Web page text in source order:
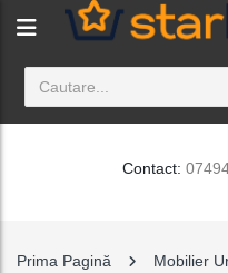
Contact:
Prima Pagină
Mobilier